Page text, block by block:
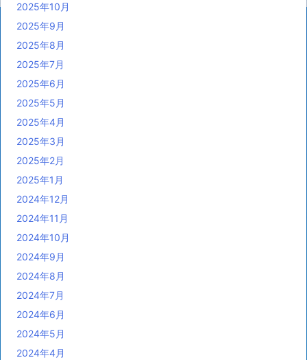
2025年10月
2025年9月
2025年8月
2025年7月
2025年6月
2025年5月
2025年4月
2025年3月
2025年2月
2025年1月
2024年12月
2024年11月
2024年10月
2024年9月
2024年8月
2024年7月
2024年6月
2024年5月
2024年4月